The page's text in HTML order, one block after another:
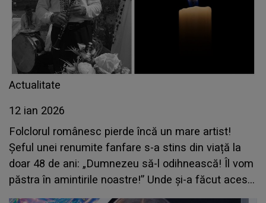
Actualitate
12 ian 2026
Folclorul românesc pierde încă un mare artist!
Șeful unei renumite fanfare s-a stins din viață la
doar 48 de ani: „Dumnezeu să-l odihnească! Îl vom
păstra în amintirile noastre!” Unde și-a făcut acesta
ultima apariție publică?